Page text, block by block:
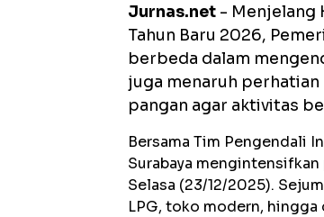
Jurnas.net - Menjelang
Tahun Baru 2026,
berbeda dalam
juga menaruh
pangan agar aktivitas
Bersama Tim Pengendali
Surabaya
Selasa (23/12/2025).
LPG, toko modern,